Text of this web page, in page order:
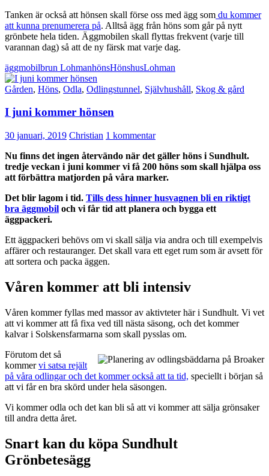
Tanken är också att hönsen skall förse oss med ägg som du kommer
att kunna prenumerera på. Alltså ägg från höns som går på nytt
grönbete hela tiden. Äggmobilen skall flyttas frekvent (varje till
varannan dag) så att de ny färsk mat varje dag.
äggmobilbrun LohmanhönsHönshusLohman
Gården, Höns, Odla, Odlingstunnel, Självhushåll, Skog & gård
I juni kommer hönsen
30 januari, 2019 Christian 1 kommentar
Nu finns det ingen återvändo när det gäller höns i Sundhult.
tredje veckan i juni kommer vi få 200 höns som skall hjälpa oss
att förbättra matjorden på våra marker.
Det blir lagom i tid. Tills dess hinner husvagnen bli en riktigt
bra äggmobil och vi får tid att planera och bygga ett
äggpackeri.
Ett äggpackeri behövs om vi skall sälja via andra och till exempelvis
affärer och restauranger. Det skall vara ett eget rum som är avsett för
att sortera och packa äggen.
Våren kommer att bli intensiv
Våren kommer fyllas med massor av aktivteter här i Sundhult. Vi vet
att vi kommer att få fixa ved till nästa säsong, och det kommer
kalvar i Solskensfarmarna som skall pysslas om.
Förutom det så
kommervi satsa rejält
på våra odlingar och det kommer också att ta tid, speciellt i början så
att vi får en bra skörd under hela säsongen.
Vi kommer odla och det kan bli så att vi kommer att sälja grönsaker
till andra detta året.
Snart kan du köpa Sundhult
Grönbetesägg